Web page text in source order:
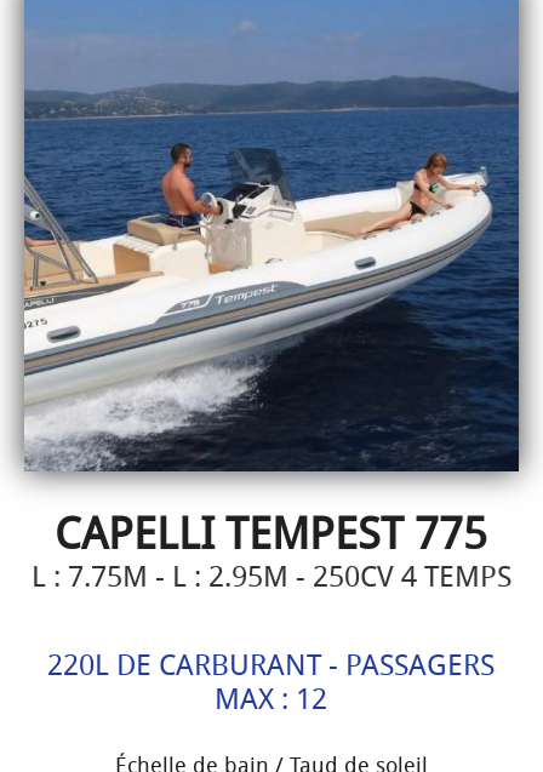
CAPELLI TEMPEST 775
L : 7.75M - L : 2.95M - 250CV 4 TEMPS
220L DE CARBURANT - PASSAGERS
MAX : 12
Échelle de bain / Taud de soleil